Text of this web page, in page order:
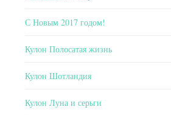
С Новым 2017 годом!
Кулон Полосатая жизнь
Кулон Шотландия
Кулон Луна и серьги